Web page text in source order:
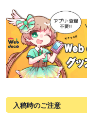
入稿時のご注意